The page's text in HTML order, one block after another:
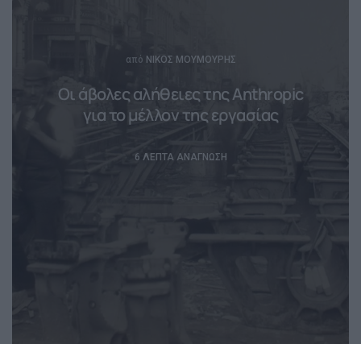
Posted
από ΝΊΚΟΣ ΜΟΥΜΟΎΡΗΣ
Οι άβολες αλήθειες της Anthropic
για το μέλλον της εργασίας
6 ΛΕΠΤΆ ΑΝΆΓΝΩΣΗ